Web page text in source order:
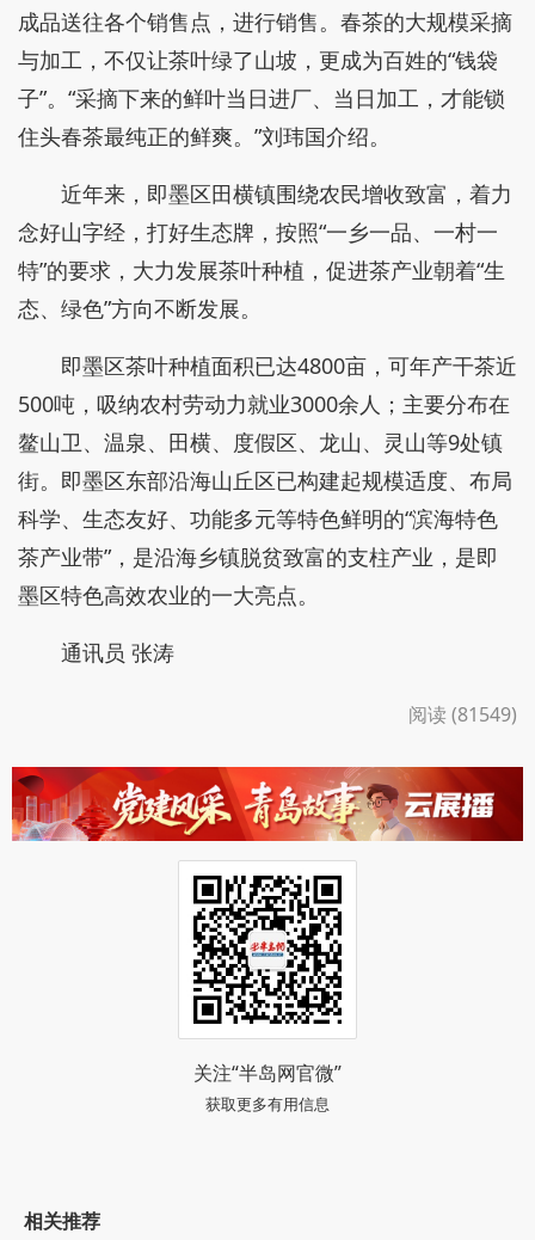
成品送往各个销售点，进行销售。春茶的大规模采摘
与加工，不仅让茶叶绿了山坡，更成为百姓的“钱袋
子”。“采摘下来的鲜叶当日进厂、当日加工，才能锁
住头春茶最纯正的鲜爽。”刘玮国介绍。
近年来，即墨区田横镇围绕农民增收致富，着力
念好山字经，打好生态牌，按照“一乡一品、一村一
特”的要求，大力发展茶叶种植，促进茶产业朝着“生
态、绿色”方向不断发展。
即墨区茶叶种植面积已达4800亩，可年产干茶近
500吨，吸纳农村劳动力就业3000余人；主要分布在
鳌山卫、温泉、田横、度假区、龙山、灵山等9处镇
街。即墨区东部沿海山丘区已构建起规模适度、布局
科学、生态友好、功能多元等特色鲜明的“滨海特色
茶产业带”，是沿海乡镇脱贫致富的支柱产业，是即
墨区特色高效农业的一大亮点。
通讯员 张涛
阅读 (81549)
关注“半岛网官微”
获取更多有用信息
相关推荐